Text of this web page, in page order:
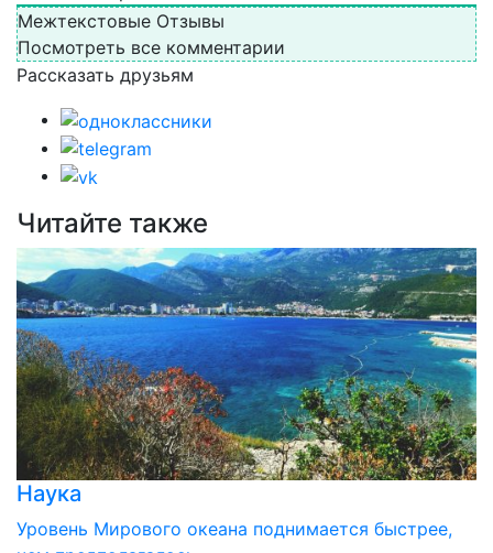
Межтекстовые Отзывы
Посмотреть все комментарии
Рассказать друзьям
Читайте также
Наука
Уровень Мирового океана поднимается быстрее,